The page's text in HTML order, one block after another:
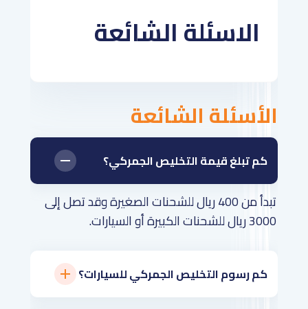
الاسئلة الشائعة
الأسئلة الشائعة
كم تبلغ قيمة التخليص الجمركي؟
تبدأ من 400 ريال للشحنات الصغيرة وقد تصل إلى
3000 ريال للشحنات الكبيرة أو السيارات.
كم رسوم التخليص الجمركي للسيارات؟